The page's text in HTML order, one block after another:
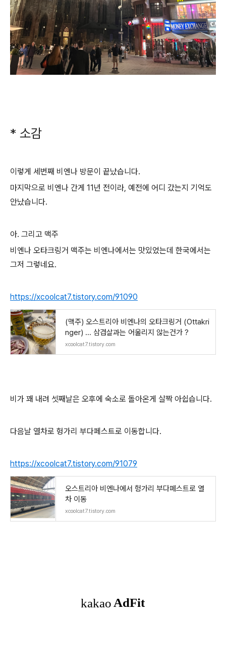
* 소감
이렇게 세번째 비엔나 방문이 끝났습니다.
마지막으로 비엔나 간게 11년 전이라, 예전에 어디 갔는지 기억도
안났습니다.
아. 그리고 맥주
비엔나 오타크링거 맥주는 비엔나에서는 맛있었는데 한국에서는
그저 그렇네요.
https://xcoolcat7.tistory.com/91090
(맥주) 오스트리아 비엔나의 오타크링거 (Ottakri
nger) ... 삼겹살과는 어울리지 않는건가 ?
xcoolcat7.tistory.com
비가 꽤 내려 셋째날은 오후에 숙소로 돌아온게 살짝 아쉽습니다.
다음날 열차로 헝가리 부다페스트로 이동합니다.
https://xcoolcat7.tistory.com/91079
오스트리아 비엔나에서 헝가리 부다페스트로 열
차 이동
xcoolcat7.tistory.com